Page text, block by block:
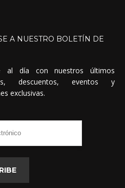
A NUESTRO BOLETÍN DE
al día con nuestros últimos
descuentos, eventos y
exclusivas.